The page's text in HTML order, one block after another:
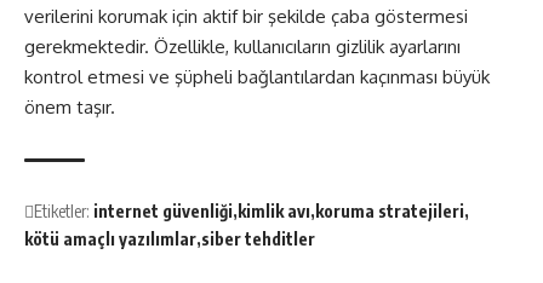
verilerini korumak için aktif bir şekilde çaba göstermesi
gerekmektedir. Özellikle, kullanıcıların gizlilik ayarlarını
kontrol etmesi ve şüpheli bağlantılardan kaçınması büyük
önem taşır.
Etiketler: internet güvenliği kimlik avı koruma stratejileri
kötü amaçlı yazılımlar siber tehditler